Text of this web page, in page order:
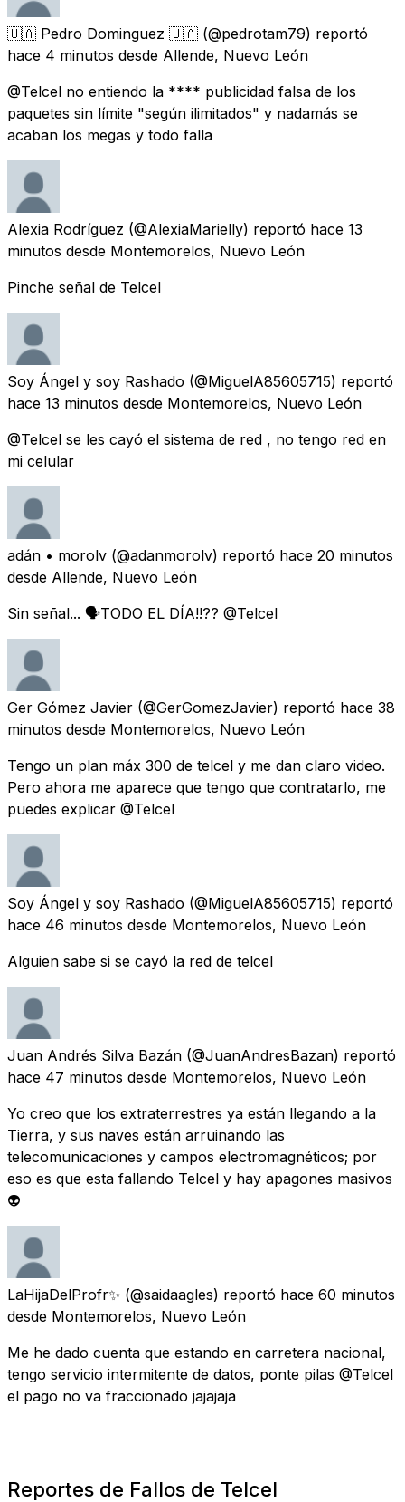
🇺🇦 Pedro Dominguez 🇺🇦 (@pedrotam79) reportó
hace 4 minutos desde Allende, Nuevo León
@Telcel no entiendo la **** publicidad falsa de los
paquetes sin límite "según ilimitados" y nadamás se
acaban los megas y todo falla
Alexia Rodríguez (@AlexiaMarielly) reportó hace 13
minutos desde Montemorelos, Nuevo León
Pinche señal de Telcel
Soy Ángel y soy Rashado (@MiguelA85605715) reportó
hace 13 minutos desde Montemorelos, Nuevo León
@Telcel se les cayó el sistema de red , no tengo red en
mi celular
adán • morolv (@adanmorolv) reportó hace 20 minutos
desde Allende, Nuevo León
Sin señal... 🗣TODO EL DÍA!!?? @Telcel
Ger Gómez Javier (@GerGomezJavier) reportó hace 38
minutos desde Montemorelos, Nuevo León
Tengo un plan máx 300 de telcel y me dan claro video.
Pero ahora me aparece que tengo que contratarlo, me
puedes explicar @Telcel
Soy Ángel y soy Rashado (@MiguelA85605715) reportó
hace 46 minutos desde Montemorelos, Nuevo León
Alguien sabe si se cayó la red de telcel
Juan Andrés Silva Bazán (@JuanAndresBazan) reportó
hace 47 minutos desde Montemorelos, Nuevo León
Yo creo que los extraterrestres ya están llegando a la
Tierra, y sus naves están arruinando las
telecomunicaciones y campos electromagnéticos; por
eso es que esta fallando Telcel y hay apagones masivos
👽
LaHijaDelProfr✨ (@saidaagles) reportó hace 60 minutos
desde Montemorelos, Nuevo León
Me he dado cuenta que estando en carretera nacional,
tengo servicio intermitente de datos, ponte pilas @Telcel
el pago no va fraccionado jajajaja
Reportes de Fallos de Telcel